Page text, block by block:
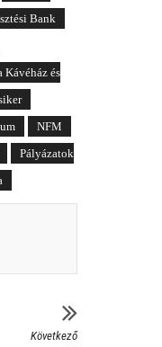
Bank
Kávéház és
NFM
Pályázatok
Következő